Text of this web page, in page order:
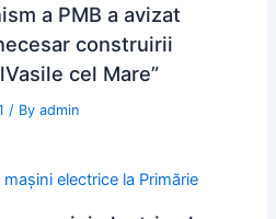
a PMB a avizat
construirii
cel Mare”
/ Byadmin